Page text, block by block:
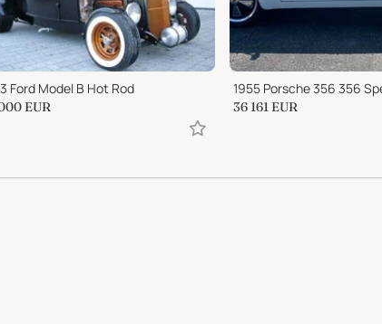
Ford Model B Hot Rod
EUR 36 161 EUR